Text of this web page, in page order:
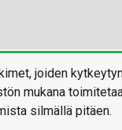
joiden
mukana
silmällä pitäen.